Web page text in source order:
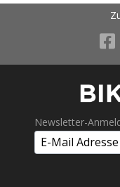
Newsletter-